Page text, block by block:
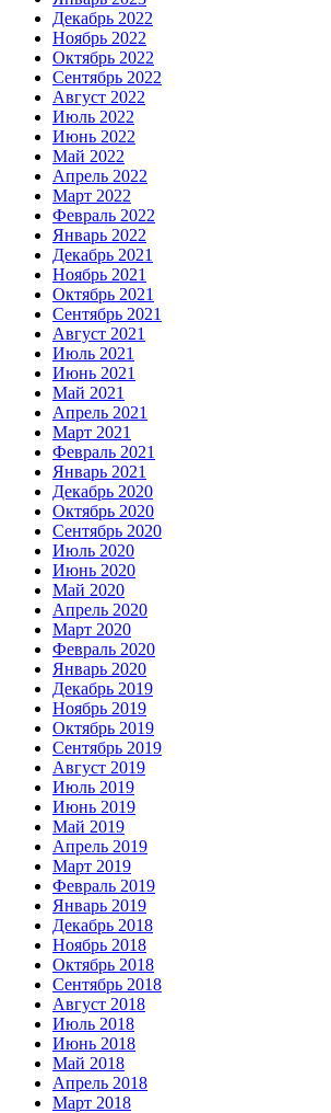
Декабрь 2022
Ноябрь 2022
Октябрь 2022
Сентябрь 2022
Август 2022
Июль 2022
Июнь 2022
Май 2022
Апрель 2022
Март 2022
Февраль 2022
Январь 2022
Декабрь 2021
Ноябрь 2021
Октябрь 2021
Сентябрь 2021
Август 2021
Июль 2021
Июнь 2021
Май 2021
Апрель 2021
Март 2021
Февраль 2021
Январь 2021
Декабрь 2020
Октябрь 2020
Сентябрь 2020
Июль 2020
Июнь 2020
Май 2020
Апрель 2020
Март 2020
Февраль 2020
Январь 2020
Декабрь 2019
Ноябрь 2019
Октябрь 2019
Сентябрь 2019
Август 2019
Июль 2019
Июнь 2019
Май 2019
Апрель 2019
Март 2019
Февраль 2019
Январь 2019
Декабрь 2018
Ноябрь 2018
Октябрь 2018
Сентябрь 2018
Август 2018
Июль 2018
Июнь 2018
Май 2018
Апрель 2018
Март 2018